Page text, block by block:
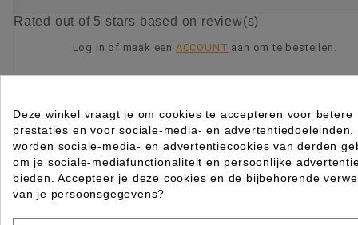
Rated out of 5 stars based on review(s)
Log in of maak een ACCOUNT aan om te bestellen.
Deze winkel vraagt je om cookies te accepteren voor betere
prestaties en voor sociale-media- en advertentiedoeleinden.
worden sociale-media- en advertentiecookies van derden
om je sociale-mediafunctionaliteit en persoonlijke
bieden. Accepteer je deze cookies en de bijbehorende
van je persoonsgegevens?